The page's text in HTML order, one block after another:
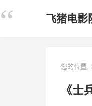
飞猪电影
您的位置
《